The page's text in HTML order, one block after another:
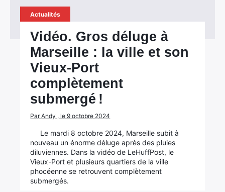
Actualités
Vidéo. Gros déluge à
Marseille : la ville et son
Vieux-Port
complètement
submergé !
Par Andy , le 9 octobre 2024
Le mardi 8 octobre 2024, Marseille subit à
nouveau un énorme déluge après des pluies
diluviennes. Dans la vidéo de LeHuffPost, le
Vieux-Port et plusieurs quartiers de la ville
phocéenne se retrouvent complètement
submergés.